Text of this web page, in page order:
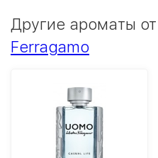
Другие ароматы от
Ferragamo